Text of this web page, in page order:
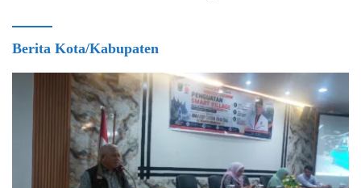
Berita Kota/Kabupaten